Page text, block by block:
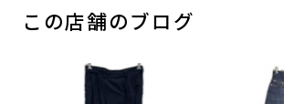
この店舗のブログ